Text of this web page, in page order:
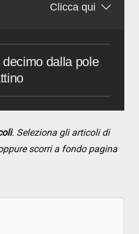
Clicca qui
dalla pole
. Seleziona gli articoli di
scorri a fondo pagina